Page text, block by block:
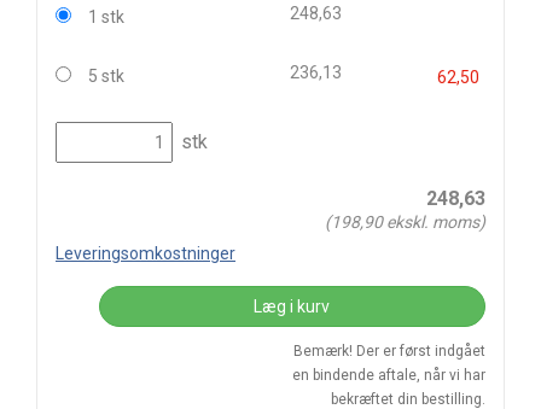
1 stk 248,63
5 stk 236,13 62,50
stk
248,63
(198,90ekskl. moms)
Leveringsomkostninger
Læg i kurv
Bemærk! Der er først indgået
en bindende aftale, når vi har
bekræftet din bestilling.